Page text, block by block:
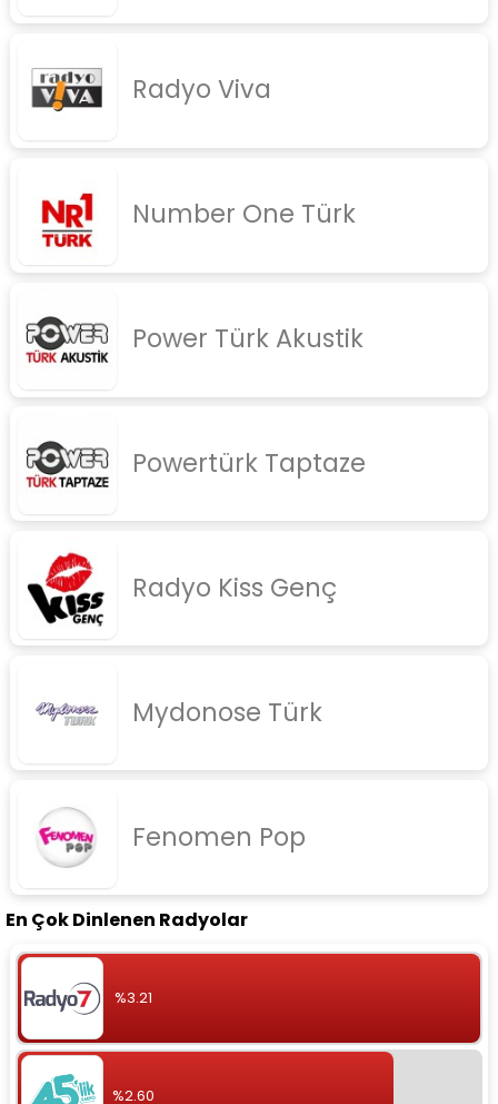
Radyo Viva
Number One Türk
Power Türk Akustik
Powertürk Taptaze
Radyo Kiss Genç
Mydonose Türk
Fenomen Pop
En Çok Dinlenen Radyolar
%3.21
%2.60